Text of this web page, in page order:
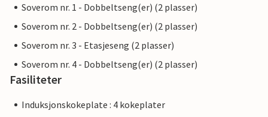
Soverom nr. 1 - Dobbeltseng(er) (2 plasser)
Soverom nr. 2 - Dobbeltseng(er) (2 plasser)
Soverom nr. 3 - Etasjeseng (2 plasser)
Soverom nr. 4 - Dobbeltseng(er) (2 plasser)
Fasiliteter
Induksjonskokeplate : 4 kokeplater